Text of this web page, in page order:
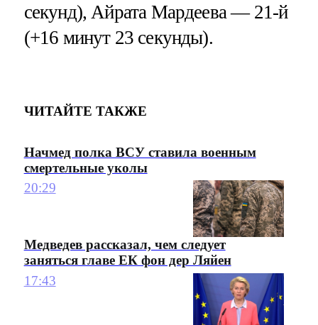
секунд), Айрата Мардеева — 21-й
(+16 минут 23 секунды).
ЧИТАЙТЕ ТАКЖЕ
Начмед полка ВСУ ставила военным
смертельные уколы
20:29
Медведев рассказал, чем следует
заняться главе ЕК фон дер Ляйен
17:43